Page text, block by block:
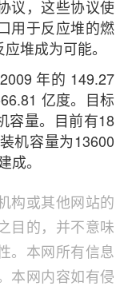
议，这些协议使
用于反应堆的燃
堆成为可能。
年的 149.27
亿度。目标
容量。目前有18
机容量为13600
成。
构或其他网站的
目的，并不意味
。本网所有信息
本网内容如有侵